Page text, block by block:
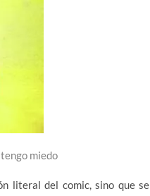
miedo
literal del comic, sino que se